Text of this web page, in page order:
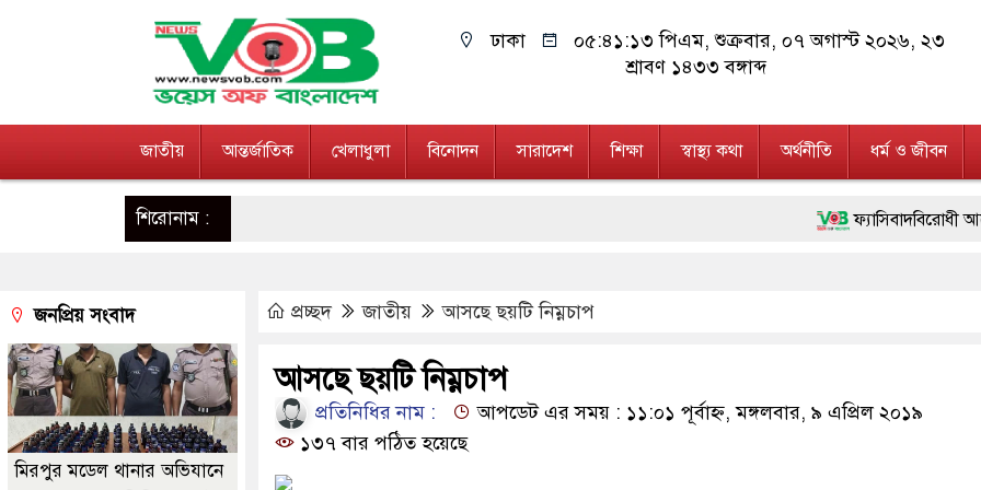
ঢাকা ০৫:৪১:১৪ পিএম, শুক্রবার, ০৭ অগাস্ট ২০২৬, ২৩
শ্রাবণ ১৪৩৩ বঙ্গাব্দ
জাতীয় আন্তর্জাতিক খেলাধুলা বিনোদন সারাদেশ শিক্ষা স্বাস্থ্য কথা অর্থনীতি ধর্ম ও জীবন
শিরোনাম : ফ্যাসিবাদবিরোধী আন্দোলনে
জনগণ পরিবর্তন চেয়েছে
২৮ লাখ টাকার জাল নোটসহ
নেতৃত্ব ও গণতন্ত্রের মূর্তমান
অবৈধ বিদেশি পিস্তল,
প্রচ্ছদ জাতীয় আসছে ছয়টি নিম্নচাপ
আসছে ছয়টি নিম্নচাপ
প্রতিনিধির নাম :
আপডেট এর সময় : ১১:০১ পূর্বাহ্ন, মঙ্গলবার, ৯ এপ্রিল ২০১৯
১৩৭ বার পঠিত হয়েছে
জনপ্রিয় সংবাদ
মিরপুর মডেল থানার অভিযানে